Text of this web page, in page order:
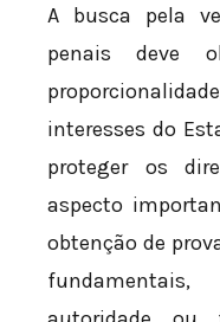
A busca pela
penais deve
interesses do
proteger os
aspecto
obtenção de